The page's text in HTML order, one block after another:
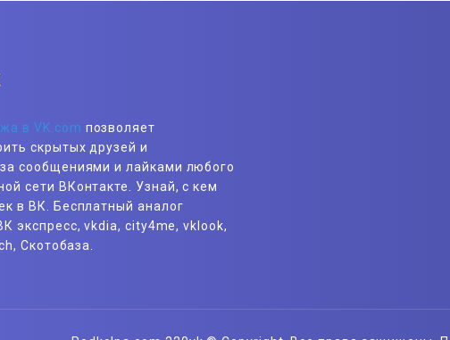
в VK.com позволяет
скрытых друзей и
сообщениями и лайками любого
сети ВКонтакте. Узнай, с кем
в ВК. Бесплатный аналог
экспресс, vkdia, city4me, vklook,
Скотобаза.